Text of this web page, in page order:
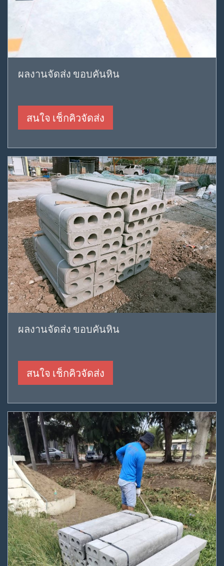
ผลงานจัดส่ง ขอบคันหิน
สนใจ เช็กคิวจัดส่ง
ผลงานจัดส่ง ขอบคันหิน
สนใจ เช็กคิวจัดส่ง